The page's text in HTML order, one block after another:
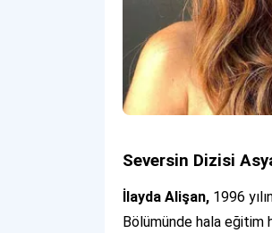
Seversin Dizisi
İlayda Alişan, 1996
Bölümünde hala eğitim